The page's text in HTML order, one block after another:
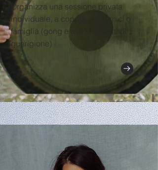
Organizza una sessione privata
individuale, a coppia, con amici o
famiglia (gong e altri strumenti di
guarigione)